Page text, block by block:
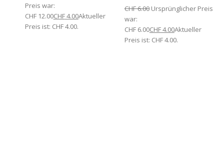
Preis war:
CHF 12.00CHF4.00Aktueller
Preis ist: CHF 4.00.
CHF6.00 Ursprünglicher Preis
war:
CHF 6.00CHF4.00Aktueller
Preis ist: CHF 4.00.